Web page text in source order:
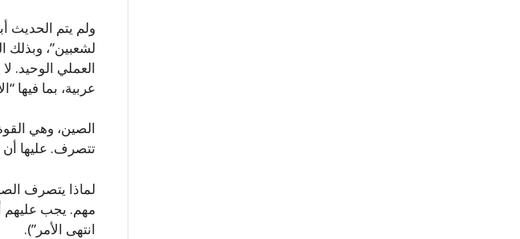
ولم يتم الحديث
لشعبين”، وبذلك
عربية، بما فيها
الصين، وهي
تتصرف. عليها أن
لماذا يتصرف
مهم. يجب عليهم
انتهى الأمر”).